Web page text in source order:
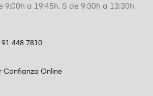
9:00h a 19:45h. S de 9:30h a 13:30h
91 448 7810
Confianza Online